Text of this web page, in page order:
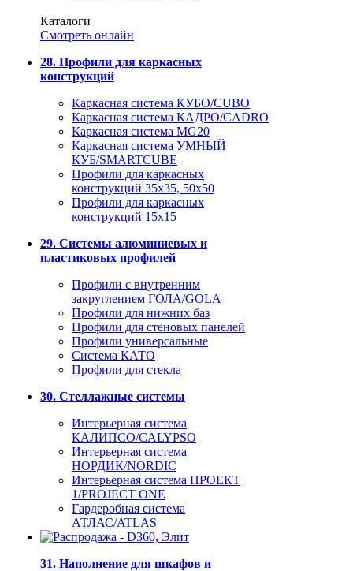
Каталоги
Смотреть онлайн
28. Профили для каркасных
конструкций
Каркасная система КУБО/CUBO
Каркасная система КАДРО/CADRO
Каркасная система MG20
Каркасная система УМНЫЙ
КУБ/SMARTCUBE
Профили для каркасных
конструкций 35x35, 50x50
Профили для каркасных
конструкций 15х15
29. Системы алюминиевых и
пластиковых профилей
Профили с внутренним
закруглением ГОЛА/GOLA
Профили для нижних баз
Профили для стеновых панелей
Профили универсальные
Система КАТО
Профили для стекла
30. Стеллажные системы
Интерьерная система
КАЛИПСО/CALYPSO
Интерьерная система
НОРДИК/NORDIC
Интерьерная система ПРОЕКТ
1/PROJECT ONE
Гардеробная система
АТЛАС/ATLAS
31. Наполнение для шкафов и